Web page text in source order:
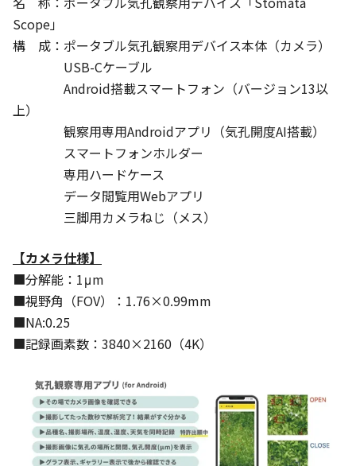
Scope」
構 成：ポータブル気孔観察用デバイス本体（カメラ）
USB-Cケーブル
Android搭載スマートフォン（バージョン13以
上）
観察用専用Androidアプリ（気孔開度AI搭載）
スマートフォンホルダー
専用ハードケース
データ閲覧用Webアプリ
三脚用カメラねじ（メス）
【カメラ仕様】
■分解能：1μm
■視野角（FOV）：1.76×0.99mm
■NA:0.25
■記録画素数：3840×2160（4K）